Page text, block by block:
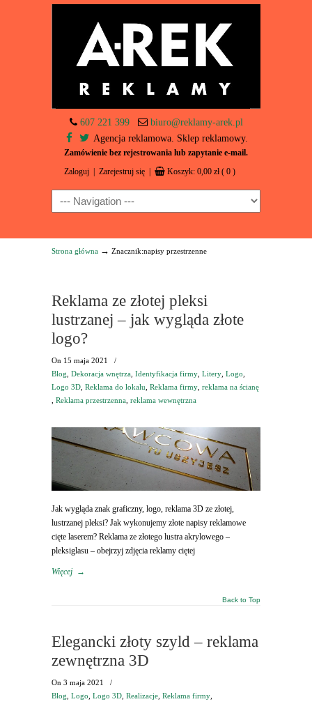
607 221 399
biuro@reklamy-arek.pl
Agencja reklamowa. Sklep reklamowy.
Zamówienie bez rejestrowania lub zapytanie e-mail.
Zaloguj Zarejestruj się Koszyk: 0,00 zł ( 0 )
Navigation
Strona główna → Znacznik:napisy przestrzenne
Reklama ze złotej pleksi
lustrzanej – jak wygląda złote
logo?
On 15 maja 2021
/
Blog Dekoracja wnętrza Identyfikacja firmy Litery Logo
Logo 3D Reklama do lokalu Reklama firmy reklama na ścianę
Reklama przestrzenna reklama wewnętrzna
Jak wygląda znak graficzny, logo, reklama 3D ze złotej,
lustrzanej pleksi? Jak wykonujemy złote napisy reklamowe
cięte laserem? Reklama ze złotego lustra akrylowego –
pleksiglasu – obejrzyj zdjęcia reklamy ciętej
Więcej →
Back to Top
Elegancki złoty szyld – reklama
zewnętrzna 3D
On 3 maja 2021
/
Blog Logo Logo 3D Realizacje Reklama firmy